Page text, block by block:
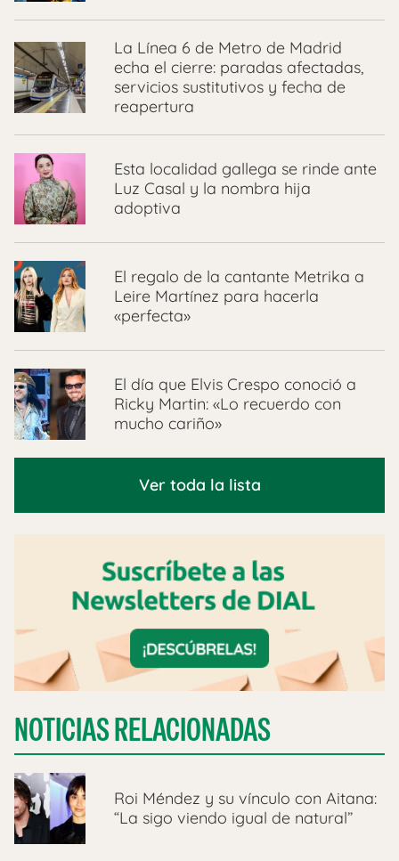
La Línea 6 de Metro de Madrid
echa el cierre: paradas afectadas,
servicios sustitutivos y fecha de
reapertura
Esta localidad gallega se rinde ante
Luz Casal y la nombra hija
adoptiva
El regalo de la cantante Metrika a
Leire Martínez para hacerla
«perfecta»
El día que Elvis Crespo conoció a
Ricky Martin: «Lo recuerdo con
mucho cariño»
Ver toda la lista
NOTICIAS RELACIONADAS
Roi Méndez y su vínculo con Aitana:
“La sigo viendo igual de natural”